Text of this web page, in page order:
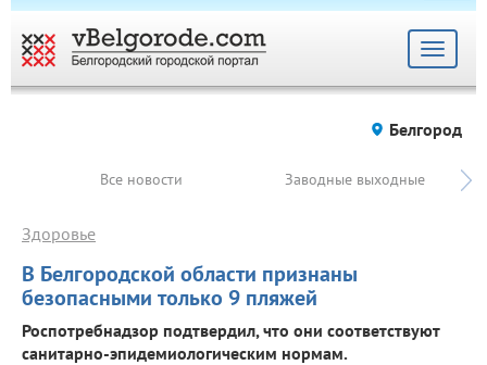
Toggle
Белгород
Все новости Заводные выходные
В Белгородской области признаны
безопасными только 9 пляжей
Здоровье
Роспотребнадзор подтвердил, что они соответствуют
санитарно-эпидемиологическим нормам.